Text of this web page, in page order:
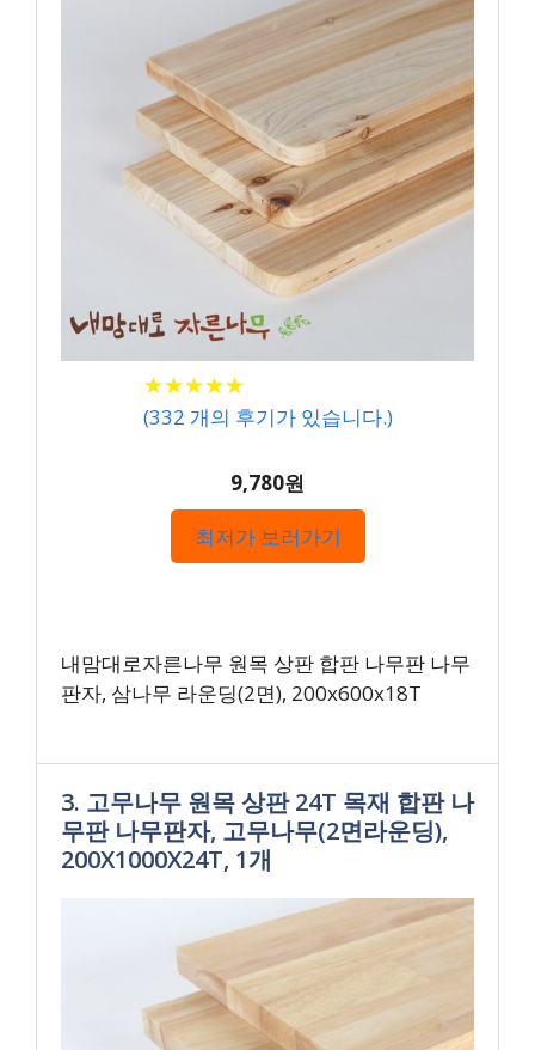
★★★★★
★★★★★
(332 개의 후기가 있습니다.)
9,780원
최저가 보러가기
내맘대로자른나무 원목 상판 합판 나무판 나무
판자, 삼나무 라운딩(2면), 200x600x18T
3. 고무나무 원목 상판 24T 목재 합판 나
무판 나무판자, 고무나무(2면라운딩),
200X1000X24T, 1개